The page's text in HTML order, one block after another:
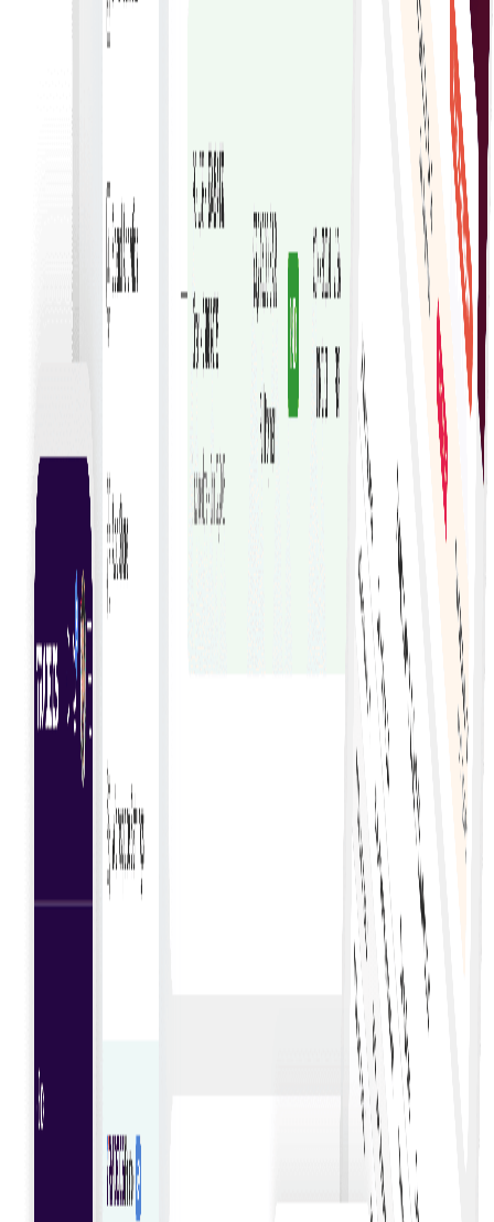
Pojednostavljena usklađenost
Osigurajte usklađenost s financijskim propisima
automatiziranim značajkama koje slijede standarde
Učinkovita obrada
Pojednostavite obradu računa automatiziranim
tijekovima rada kako biste smanjili ručne zadatke i
ubrzali odobrenja.
Započni kupnju